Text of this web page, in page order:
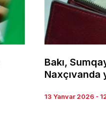
Bakı,
Naxçıvanda
13 Yanvar 2026 -